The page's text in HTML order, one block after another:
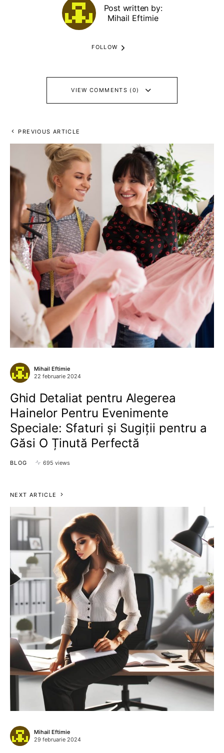
Post written by:
Mihail Eftimie
FOLLOW
VIEW COMMENTS (0)
PREVIOUS ARTICLE
Mihail Eftimie
22 februarie 2024
Ghid Detaliat pentru Alegerea
Hainelor Pentru Evenimente
Speciale: Sfaturi și Sugiții pentru a
Găsi O Ținută Perfectă
BLOG 695 views
NEXT ARTICLE
Mihail Eftimie
29 februarie 2024